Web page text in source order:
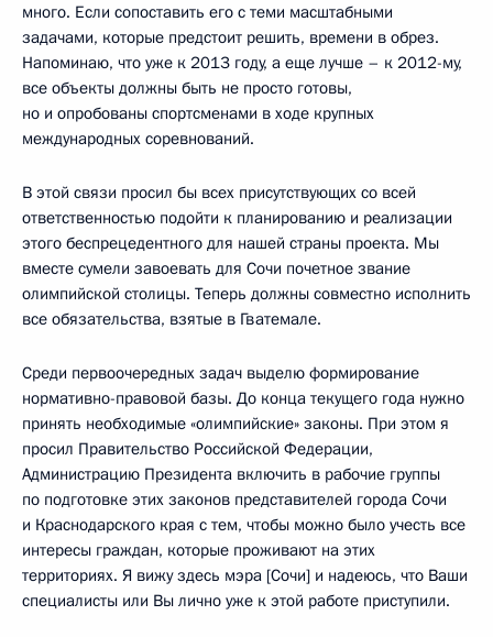
много. Если сопоставить его с теми масштабными
задачами, которые предстоит решить, времени в обрез.
Напоминаю, что уже к 2013 году, а еще лучше – к 2012-му,
все объекты должны быть не просто готовы,
но и опробованы спортсменами в ходе крупных
международных соревнований.
В этой связи просил бы всех присутствующих со всей
ответственностью подойти к планированию и реализации
этого беспрецедентного для нашей страны проекта. Мы
вместе сумели завоевать для Сочи почетное звание
олимпийской столицы. Теперь должны совместно исполнить
все обязательства, взятые в Гватемале.
Среди первоочередных задач выделю формирование
нормативно-правовой базы. До конца текущего года нужно
принять необходимые «олимпийские» законы. При этом я
просил Правительство Российской Федерации,
Администрацию Президента включить в рабочие группы
по подготовке этих законов представителей города Сочи
и Краснодарского края с тем, чтобы можно было учесть все
интересы граждан, которые проживают на этих
территориях. Я вижу здесь мэра [Сочи] и надеюсь, что Ваши
специалисты или Вы лично уже к этой работе приступили.